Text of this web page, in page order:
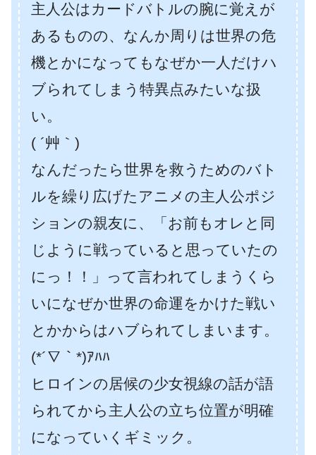
主人公はカードバトルの腕に覚えが
あるものの、なんか周りは世界の危
機とかになってもなぜか一人だけハ
ブられてしまう特異点みたいな扱
い。
( ´艸｀)
なんだったら世界を救うためのバト
ルを繰り広げたアニメの主人公ポジ
ションの親友に、「お前もオレと同
じように戦っていると思っていたの
にっ！！」って言われてしまうくら
いになぜか世界の命運をかけた戦い
とかからはハブられてしまいます。
(*´∇｀*)ｱﾊﾊ
ヒロインの居候の少女視線の話が語
られてから主人公の立ち位置が明確
になっていくギミック。